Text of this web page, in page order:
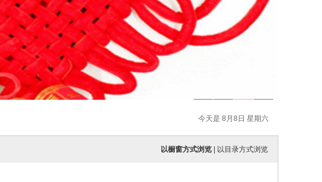
今天是 8月8日 星期六
以橱窗方式浏览 以目录方式浏览